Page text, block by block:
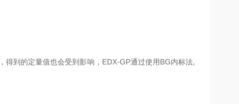
得到的定量值也会受到影响，EDX-GP通过使用BG内标法,